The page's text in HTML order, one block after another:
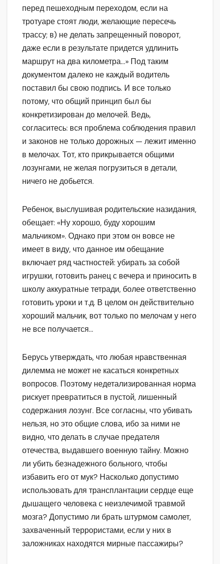
перед пешеходным переходом, если на
тротуаре стоят люди, желающие пересечь
трассу; в) не делать запрещенный поворот,
даже если в результате придется удлинить
маршрут на два километра…» Под таким
документом далеко не каждый водитель
поставил бы свою подпись. И все только
потому, что общий принцип был бы
конкретизирован до мелочей. Ведь,
согласитесь: вся проблема соблюдения правил
и законов не только дорожных — лежит именно
в мелочах. Тот, кто прикрывается общими
лозунгами, не желая погрузиться в детали,
ничего не добьется.
Ребенок, выслушивая родительские назидания,
обещает: «Ну хорошо, буду хорошим
мальчиком». Однако при этом он вовсе не
имеет в виду, что данное им обещание
включает ряд частностей: убирать за собой
игрушки, готовить ранец с вечера и приносить в
школу аккуратные тетради, более ответственно
готовить уроки и т.д. В целом он действительно
хороший мальчик, вот только по мелочам у него
не все получается…
Берусь утверждать, что любая нравственная
дилемма не может не касаться конкретных
вопросов. Поэтому недетализированная норма
рискует превратиться в пустой, лишенный
содержания лозунг. Все согласны, что убивать
нельзя, но это общие слова, ибо за ними не
видно, что делать в случае предателя
отечества, выдавшего военную тайну. Можно
ли убить безнадежного больного, чтобы
избавить его от мук? Насколько допустимо
использовать для трансплантации сердце еще
дышащего человека с неизлечимой травмой
мозга? Допустимо ли брать штурмом самолет,
захваченный террористами, если у них в
заложниках находятся мирные пассажиры?